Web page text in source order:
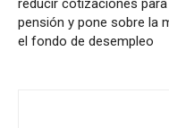
reducir cotizaciones para
pensión y pone sobre la
el fondo de desempleo